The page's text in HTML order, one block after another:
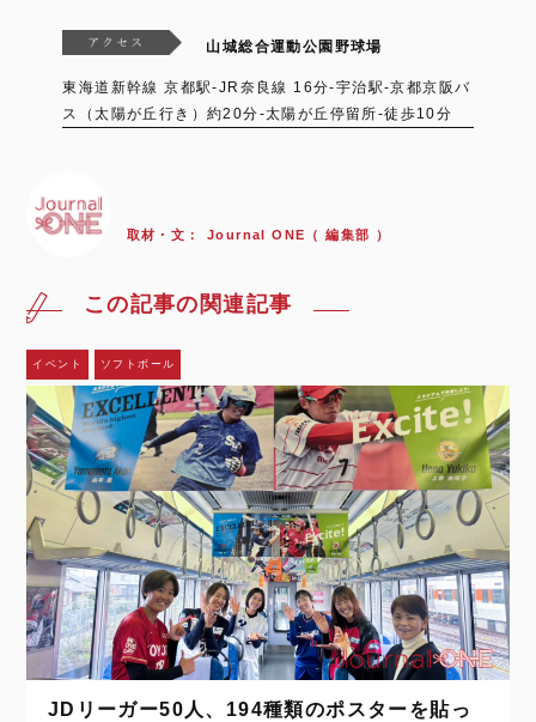
山城総合運動公園野球場
東海道新幹線 京都駅-JR奈良線 16分-宇治駅-京都京阪バ
ス（太陽が丘行き）約20分-太陽が丘停留所-徒歩10分
取材・文： Journal ONE（ 編集部 ）
この記事の関連記事
イベント ソフトボール
JDリーガー50人、194種類のポスターを貼っ